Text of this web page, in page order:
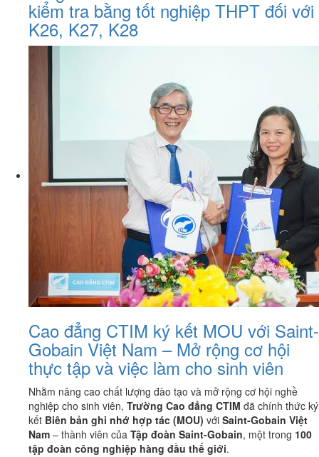
kiểm tra bằng tốt nghiệp THPT đối với
K26, K27, K28
Cao đẳng CTIM ký kết MOU với Saint-
Gobain Việt Nam – Mở rộng cơ hội
thực tập và việc làm cho sinh viên
Nhằm nâng cao chất lượng đào tạo và mở rộng cơ hội nghề
nghiệp cho sinh viên, Trường Cao đẳng CTIM đã chính thức ký
kết Biên bản ghi nhớ hợp tác (MOU) với Saint-Gobain Việt
Nam – thành viên của Tập đoàn Saint-Gobain, một trong 100
tập đoàn công nghiệp hàng đầu thế giới.